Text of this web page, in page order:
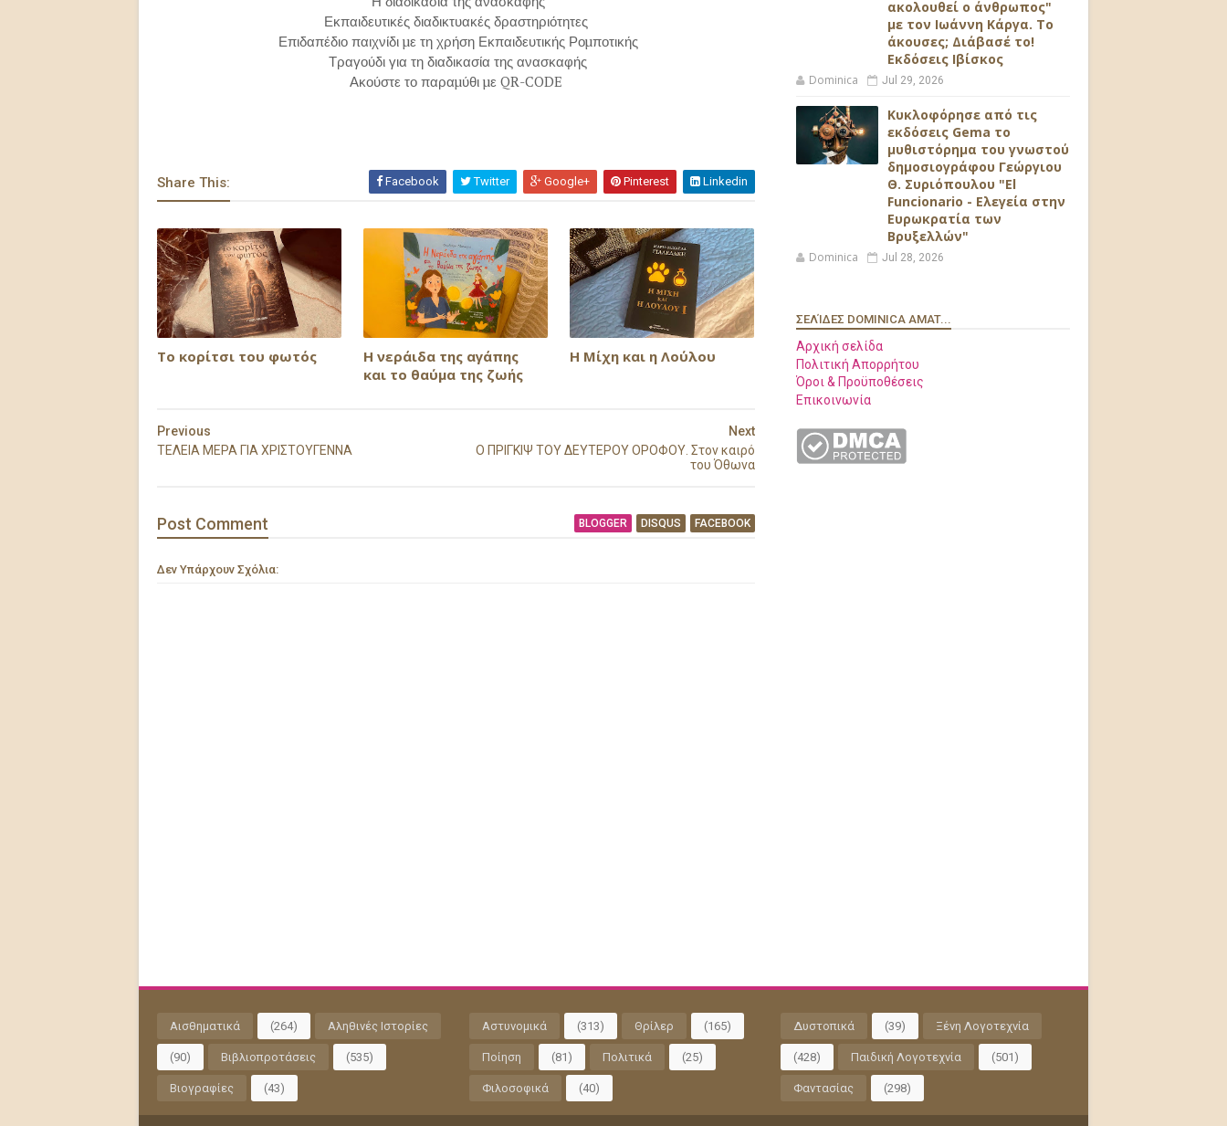
Εκπαιδευτικές διαδικτυακές δραστηριότητες
Επιδαπέδιο παιχνίδι µε τη χρήση Εκπαιδευτικής Ροµποτικής
Τραγούδι για τη διαδικασία της ανασκαφής
Ακούστε το παραµύθι µε QR-CODE
Share This: Facebook Twitter Google+ Pinterest Linkedin
Το κορίτσι του φωτός
Η νεράιδα της αγάπης
και το θαύμα της ζωής
Η Μίχη και η Λούλου
Next
Ο ΠΡΙΓΚΙΨ ΤΟΥ ΔΕΥΤΕΡΟΥ ΟΡΟΦΟΥ. Στον καιρό
του Όθωνα
Previous
ΤΕΛΕΙΑ ΜΕΡΑ ΓΙΑ ΧΡΙΣΤΟΥΓΕΝΝΑ
Post Comment BLOGGER DISQUS FACEBOOK
Δεν Υπάρχουν Σχόλια:
ακολουθεί ο άνθρωπος"
με τον Ιωάννη Κάργα. Το
άκουσες; Διάβασέ το!
Εκδόσεις Ιβίσκος
Dominica Jul 29, 2026
Κυκλοφόρησε από τις
εκδόσεις Gema το
μυθιστόρημα του γνωστού
δημοσιογράφου Γεώργιου
Θ. Συριόπουλου "El
Funcionario - Ελεγεία στην
Ευρωκρατία των
Βρυξελλών"
Dominica Jul 28, 2026
ΣΕΛΊΔΕΣ DOMINICA AMAT...
Αρχική σελίδα
Πολιτική Απορρήτου
Όροι & Προϋποθέσεις
Επικοινωνία
Αισθηματικά (264) Αληθινές Ιστορίες
(90) Βιβλιοπροτάσεις (535)
Βιογραφίες (43)
Αστυνομικά (313) Θρίλερ (165)
Ποίηση (81) Πολιτικά (25)
Φιλοσοφικά (40)
Δυστοπικά (39) Ξένη Λογοτεχνία
(428) Παιδική Λογοτεχνία (501)
Φαντασίας (298)